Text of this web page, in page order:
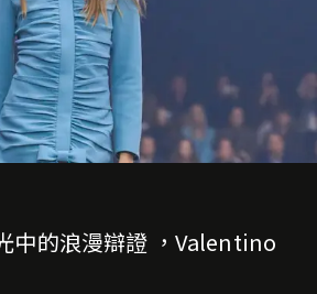
中的浪漫辯證 ，Valentino